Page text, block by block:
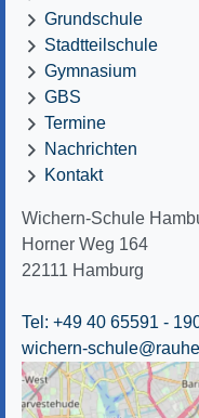
Grundschule
Stadtteilschule
Gymnasium
GBS
Termine
Nachrichten
Kontakt
Wichern-Schule
Horner Weg 164
22111 Hamburg
Tel: +49 40 65591 -
wichern-